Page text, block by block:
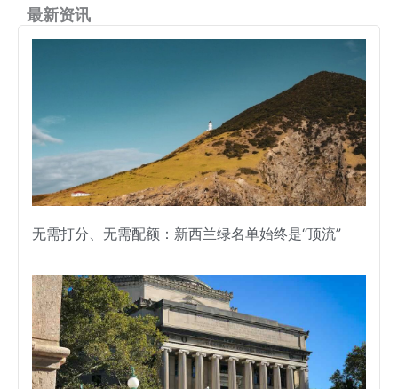
最新资讯
无需打分、无需配额：新西兰绿名单始终是“顶流”